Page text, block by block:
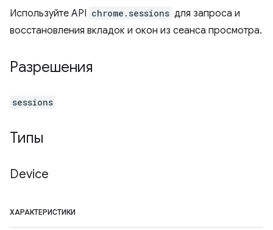
Используйте API chrome.sessions для запроса и
восстановления вкладок и окон из сеанса просмотра.
Разрешения
sessions
Типы
Device
ХАРАКТЕРИСТИКИ